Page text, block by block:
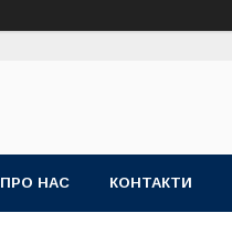
ПРО НАС КОНТАКТИ